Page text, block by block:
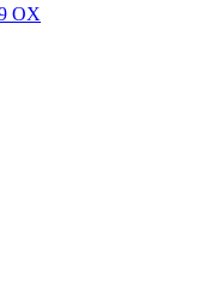
OX